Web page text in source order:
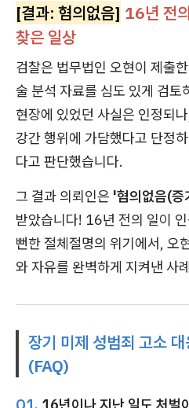
[결과: 혐의없음] 16년 전
찾은 일상
검찰은 법무법인 오현이 제출
술 분석 자료를 심도 있게 검토
현장에 있었던 사실은 인정되
강간 행위에 가담했다고 단정
다고 판단했습니다.
그 결과 의뢰인은 '혐의없음(증
받았습니다! 16년 전의 일이
뻔한 절체절명의 위기에서, 오
와 자유를 완벽하게 지켜낸 사
장기 미제 성범죄 고소
(FAQ)
Q1. 16년이나 지난 일도 처벌